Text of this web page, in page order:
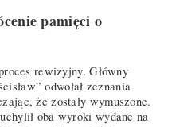
pamięci o
rewizyjny. Główny
odwołał zeznania
że zostały wymuszone.
oba wyroki wydane na